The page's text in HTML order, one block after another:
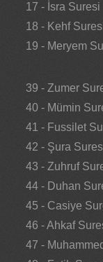
17 - İsra Suresi
18 - Kehf
19 - Meryem
39 - Zumer
40 - Mümin
41 - Fussilet
42 - Şura
43 - Zuhruf
44 - Duhan
45 - Casiye
46 - Ahkaf
47 -